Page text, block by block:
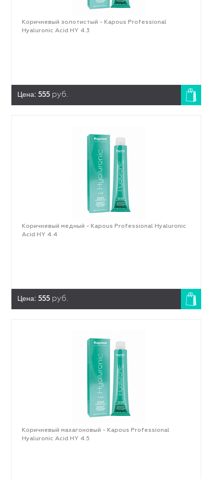
Коричневый золотистый - Kapous Professional
Hyaluronic Acid HY 4.3
Цена: 555 руб.
Коричневый медный - Kapous Professional Hyaluronic
Acid HY 4.4
Цена: 555 руб.
Коричневый махагоновый - Kapous Professional
Hyaluronic Acid HY 4.5